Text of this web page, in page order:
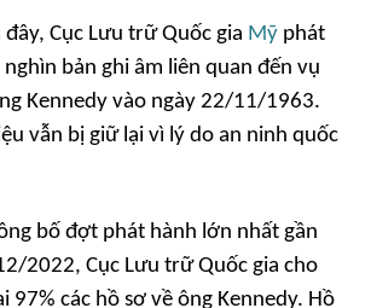
Cục Lưu trữ Quốc gia Mỹ phát
bản ghi âm liên quan đến vụ
Kennedy vào ngày 22/11/1963.
vẫn bị giữ lại vì lý do an ninh quốc
bố đợt phát hành lớn nhất gần
2022, Cục Lưu trữ Quốc gia cho
97% các hồ sơ về ông Kennedy. Hồ